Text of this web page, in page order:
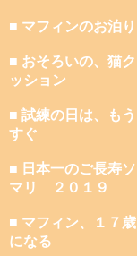
■ マフィンのお泊り
■ おそろいの、猫ク
ッション
■ 試練の日は、もう
すぐ
■ 日本一のご長寿ソ
マリ ２０１９
■ マフィン、１７歳
になる